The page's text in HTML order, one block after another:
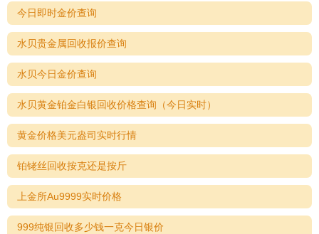
今日即时金价查询
水贝贵金属回收报价查询
水贝今日金价查询
水贝黄金铂金白银回收价格查询（今日实时）
黄金价格美元盎司实时行情
铂铑丝回收按克还是按斤
上金所Au9999实时价格
999纯银回收多少钱一克今日银价